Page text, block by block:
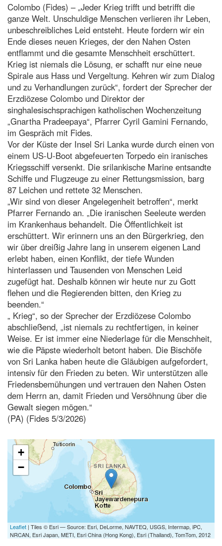
Colombo (Fides) – „Jeder Krieg trifft und betrifft die
ganze Welt. Unschuldige Menschen verlieren ihr Leben,
unbeschreibliches Leid entsteht. Heute fordern wir ein
Ende dieses neuen Krieges, der den Nahen Osten
entflammt und die gesamte Menschheit erschüttert.
Krieg ist niemals die Lösung, er schafft nur eine neue
Spirale aus Hass und Vergeltung. Kehren wir zum Dialog
und zu Verhandlungen zurück“, fordert der Sprecher der
Erzdiözese Colombo und Direktor der
singhalesischsprachigen katholischen Wochenzeitung
„Gnartha Pradeepaya“, Pfarrer Cyril Gamini Fernando,
im Gespräch mit Fides.
Vor der Küste der Insel Sri Lanka wurde durch einen von
einem US-U-Boot abgefeuerten Torpedo ein iranisches
Kriegsschiff versenkt. Die srilankische Marine entsandte
Schiffe und Flugzeuge zu einer Rettungsmission, barg
87 Leichen und rettete 32 Menschen.
„Wir sind von dieser Angelegenheit betroffen“, merkt
Pfarrer Fernando an. „Die iranischen Seeleute werden
im Krankenhaus behandelt. Die Öffentlichkeit ist
erschüttert. Wir erinnern uns an den Bürgerkrieg, den
wir über dreißig Jahre lang in unserem eigenen Land
erlebt haben, einen Konflikt, der tiefe Wunden
hinterlassen und Tausenden von Menschen Leid
zugefügt hat. Deshalb können wir heute nur zu Gott
flehen und die Regierenden bitten, den Krieg zu
beenden.“
„ Krieg“, so der Sprecher der Erzdiözese Colombo
abschließend, „ist niemals zu rechtfertigen, in keiner
Weise. Er ist immer eine Niederlage für die Menschheit,
wie die Päpste wiederholt betont haben. Die Bischöfe
von Sri Lanka haben heute die Gläubigen aufgefordert,
intensiv für den Frieden zu beten. Wir unterstützen alle
Friedensbemühungen und vertrauen den Nahen Osten
dem Herrn an, damit Frieden und Versöhnung über die
Gewalt siegen mögen.“
(PA) (Fides 5/3/2026)
+
−
Leaflet | Tiles © Esri — Source: Esri, DeLorme, NAVTEQ, USGS, Intermap, iPC,
NRCAN, Esri Japan, METI, Esri China (Hong Kong), Esri (Thailand), TomTom, 2012